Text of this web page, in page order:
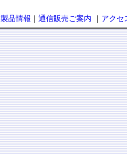
製品情報 ｜ 通信販売ご案内 ｜ アクセ